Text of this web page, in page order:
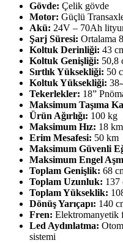
Gövde: Çelik gövde
Motor: Güçlü
Akü: 24V – 70Ah
Şarj Süresi: Ortalama
Koltuk Derinliği: 43
Koltuk Genişliği: 50,8
Sırtlık Yüksekliği: 50
Koltuk Yüksekliği:
Tekerlekler: 18”
Maksimum Taşıma
Ürün Ağırlığı: 100 kg
Maksimum Hız: 18
Erim Mesafesi: 50 km
Maksimum Güvenli
Maksimum Engel
Toplam Genişlik: 68
Toplam Uzunluk: 137
Toplam Yükseklik:
Dönüş Yarıçapı: 140
Fren: Elektromanyetik
Led Aydınlatma:
sistemi